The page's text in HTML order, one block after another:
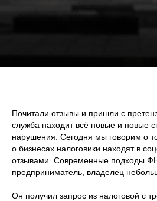
Почитали отзывы и пришли с
служба находит всё новые и новые
нарушения. Сегодня мы говорим о
о бизнесах налоговики находят в
отзывами. Современные подходы
предприниматель, владелец
Он получил запрос из налоговой с